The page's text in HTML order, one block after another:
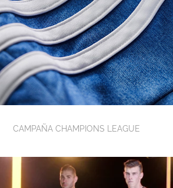
CAMPAÑA CHAMPIONS LEAGUE